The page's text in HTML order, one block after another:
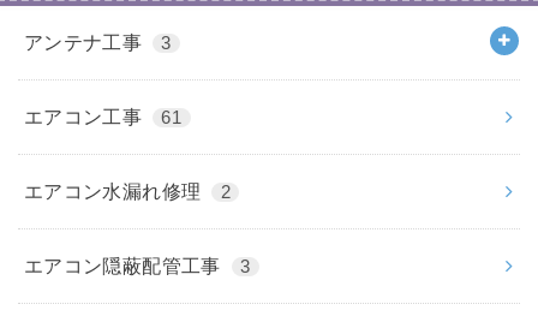
アンテナ工事 3
エアコン工事 61
エアコン水漏れ修理 2
エアコン隠蔽配管工事 3